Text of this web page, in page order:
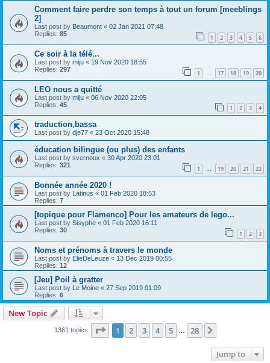
Comment faire perdre son temps à tout un forum [meeblings
2]
Last post by Beaumont « 02 Jan 2021 07:48
Replies: 85 1 2 3 4 5 6
Ce soir à la télé...
Last post by miju « 19 Nov 2020 18:55
Replies: 297 1 … 17 18 19 20
LEO nous a quitté
Last post by miju « 06 Nov 2020 22:05
Replies: 45 1 2 3 4
traduction,bassa
Last post by dje77 « 23 Oct 2020 15:48
éducation bilingue (ou plus) des enfants
Last post by svernoux « 30 Apr 2020 23:01
Replies: 321 1 … 19 20 21 22
Bonnée année 2020 !
Last post by Latinus « 01 Feb 2020 18:53
Replies: 7
[topique pour Flamenco] Pour les amateurs de lego...
Last post by Sisyphe « 01 Feb 2020 16:11
Replies: 30 1 2 3
Noms et prénoms à travers le monde
Last post by ElieDeLeuze « 13 Dec 2019 00:55
Replies: 12
[Jeu] Poil à gratter
Last post by Le Moine « 27 Sep 2019 01:09
Replies: 6
New Topic
1361 topics Page 1of 28
1 2 3 4 5 28
Jump to